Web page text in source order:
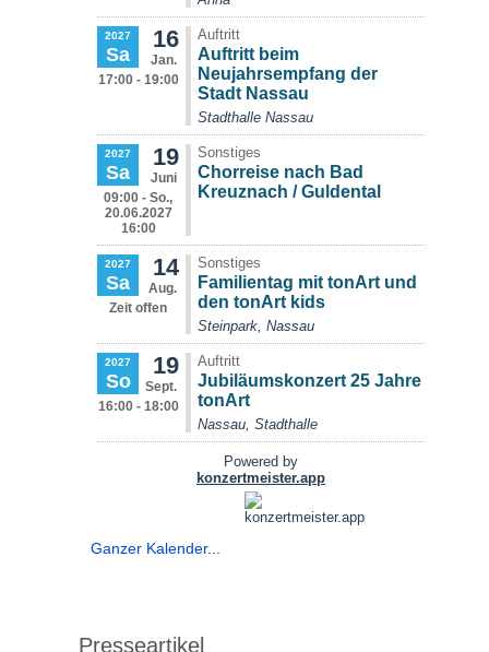
Ganzer Kalender...
Presseartikel